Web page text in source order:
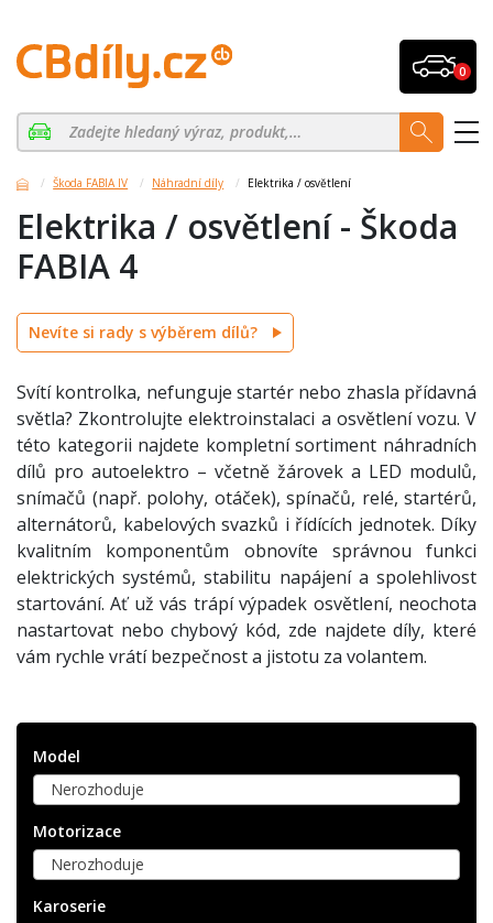
0
Škoda FABIA IV Náhradní díly Elektrika / osvětlení
Elektrika / osvětlení - Škoda
FABIA 4
Nevíte si rady s výběrem dílů?
Svítí kontrolka, nefunguje startér nebo zhasla přídavná
světla? Zkontrolujte elektroinstalaci a osvětlení vozu. V
této kategorii najdete kompletní sortiment náhradních
dílů pro autoelektro – včetně žárovek a LED modulů,
snímačů (např. polohy, otáček), spínačů, relé, startérů,
alternátorů, kabelových svazků i řídících jednotek. Díky
kvalitním komponentům obnovíte správnou funkci
elektrických systémů, stabilitu napájení a spolehlivost
startování. Ať už vás trápí výpadek osvětlení, neochota
nastartovat nebo chybový kód, zde najdete díly, které
vám rychle vrátí bezpečnost a jistotu za volantem.
Model
Nerozhoduje
Motorizace
Nerozhoduje
Karoserie